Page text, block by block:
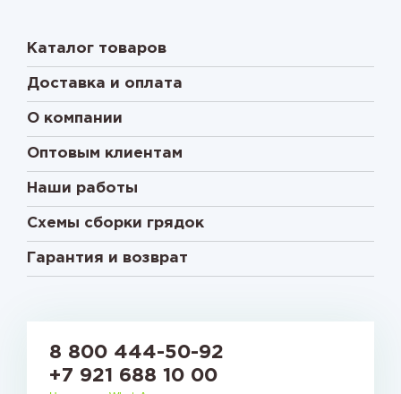
Каталог товаров
Доставка и оплата
О компании
Оптовым клиентам
Наши работы
Схемы сборки грядок
Гарантия и возврат
8 800 444-50-92
+7 921 688 10 00